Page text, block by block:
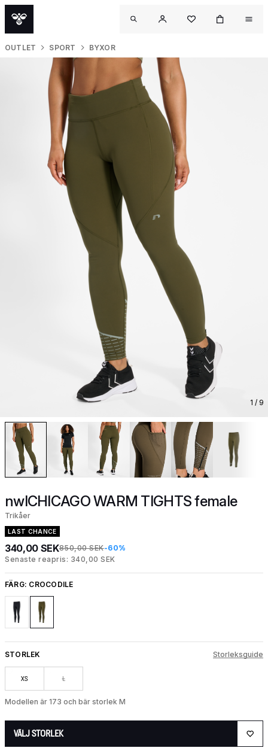
OUTLET SPORT BYXOR
1 / 9
nwlCHICAGO WARM TIGHTS female
Trikåer
LAST CHANCE
340,00 SEK850,00 SEK-60%
Senaste reapris: 340,00 SEK
FÄRG: CROCODILE
STORLEK Storleksguide
XS L
Modellen är 173 och bär storlek M
VÄLJ STORLEK